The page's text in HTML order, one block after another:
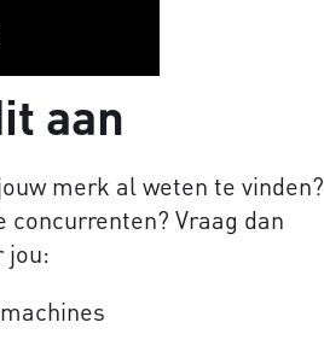
aan
merk al weten te vinden?
concurrenten? Vraag dan
jou: